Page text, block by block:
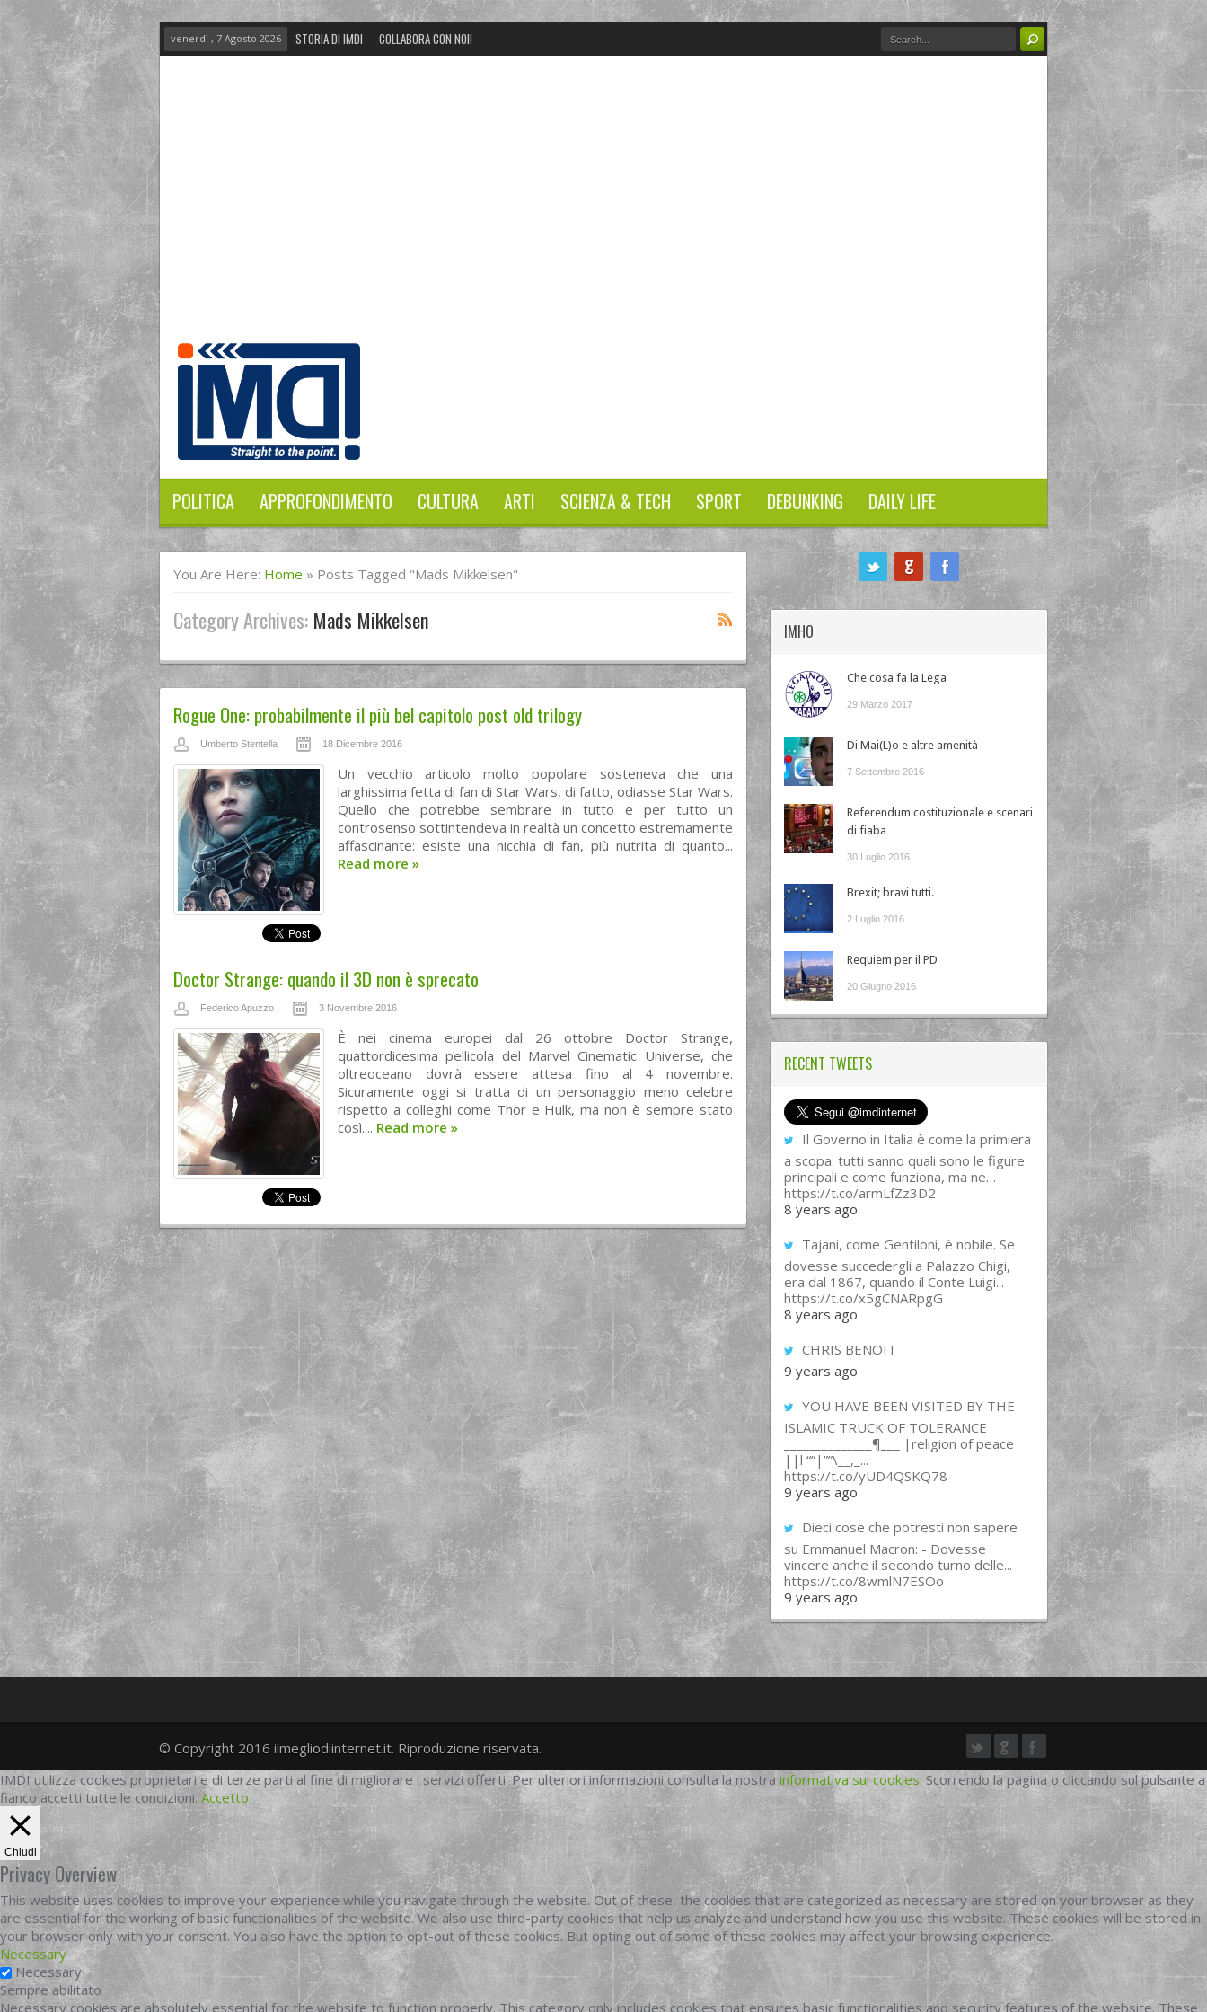
venerdì , 7 Agosto 2026 STORIA DI IMDI COLLABORA CON NOI!
POLITICA APPROFONDIMENTO CULTURA ARTI SCIENZA & TECH SPORT DEBUNKING DAILY LIFE
You Are Here: Home » Posts Tagged "Mads Mikkelsen"
Category Archives: Mads Mikkelsen
Rogue One: probabilmente il più bel capitolo post old trilogy
Umberto Stentella 18 Dicembre 2016
Un vecchio articolo molto popolare sosteneva che una
larghissima fetta di fan di Star Wars, di fatto, odiasse Star Wars.
Quello che potrebbe sembrare in tutto e per tutto un
controsenso sottintendeva in realtà un concetto estremamente
affascinante: esiste una nicchia di fan, più nutrita di quanto...
Read more »
Doctor Strange: quando il 3D non è sprecato
Federico Apuzzo 3 Novembre 2016
È nei cinema europei dal 26 ottobre Doctor Strange,
quattordicesima pellicola del Marvel Cinematic Universe, che
oltreoceano dovrà essere attesa fino al 4 novembre.
Sicuramente oggi si tratta di un personaggio meno celebre
rispetto a colleghi come Thor e Hulk, ma non è sempre stato
così.... Read more »
IMHO
Che cosa fa la Lega
29 Marzo 2017
Di Mai(L)o e altre amenità
7 Settembre 2016
Referendum costituzionale e scenari
di fiaba
30 Luglio 2016
Brexit; bravi tutti.
2 Luglio 2016
Requiem per il PD
20 Giugno 2016
RECENT TWEETS
Il Governo in Italia è come la primiera
a scopa: tutti sanno quali sono le figure
principali e come funziona, ma ne…
https://t.co/armLfZz3D2
8 years ago
Tajani, come Gentiloni, è nobile. Se
dovesse succedergli a Palazzo Chigi,
era dal 1867, quando il Conte Luigi...
https://t.co/x5gCNARpgG
8 years ago
CHRIS BENOIT
9 years ago
YOU HAVE BEEN VISITED BY THE
ISLAMIC TRUCK OF TOLERANCE
______________¶___ |religion of peace
||l “”|””\__,_...
https://t.co/yUD4QSKQ78
9 years ago
Dieci cose che potresti non sapere
su Emmanuel Macron: - Dovesse
vincere anche il secondo turno delle...
https://t.co/8wmlN7ESOo
9 years ago
twittergoogleplus
facebook
© Copyright 2016 ilmegliodiinternet.it. Riproduzione riservata.
IMDI utilizza cookies proprietari e di terze parti al fine di migliorare i servizi offerti. Per ulteriori informazioni consulta la nostra informativa sui cookies. Scorrendo la pagina o cliccando sul pulsante a
fianco accetti tutte le condizioni. Accetto
Chiudi
Privacy Overview
This website uses cookies to improve your experience while you navigate through the website. Out of these, the cookies that are categorized as necessary are stored on your browser as they
are essential for the working of basic functionalities of the website. We also use third-party cookies that help us analyze and understand how you use this website. These cookies will be stored in
your browser only with your consent. You also have the option to opt-out of these cookies. But opting out of some of these cookies may affect your browsing experience.
Necessary
Necessary
Sempre abilitato
Necessary cookies are absolutely essential for the website to function properly. This category only includes cookies that ensures basic functionalities and security features of the website. These